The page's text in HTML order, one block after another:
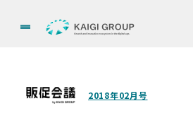
2018年02月号